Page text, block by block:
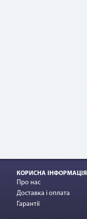
КОРИСНА ІНФОРМАЦІЯ
Про нас
Доставка і оплата
Гарантії